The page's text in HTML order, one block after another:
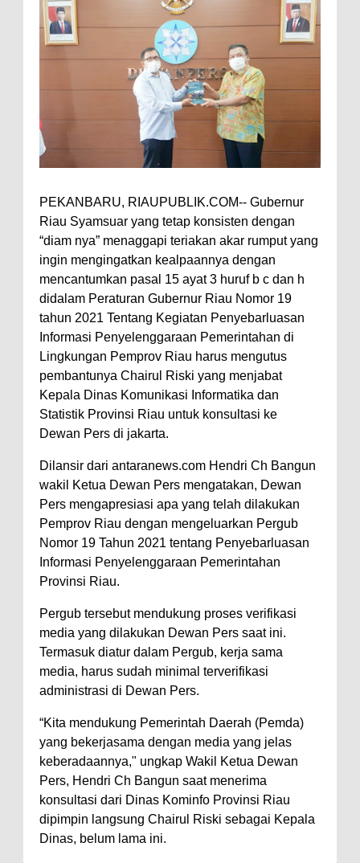
PEKANBARU, RIAUPUBLIK.COM-- Gubernur
Riau Syamsuar yang tetap konsisten dengan
“diam nya” menaggapi teriakan akar rumput yang
ingin mengingatkan kealpaannya dengan
mencantumkan pasal 15 ayat 3 huruf b c dan h
didalam Peraturan Gubernur Riau Nomor 19
tahun 2021 Tentang Kegiatan Penyebarluasan
Informasi Penyelenggaraan Pemerintahan di
Lingkungan Pemprov Riau harus mengutus
pembantunya Chairul Riski yang menjabat
Kepala Dinas Komunikasi Informatika dan
Statistik Provinsi Riau untuk konsultasi ke
Dewan Pers di jakarta.
Dilansir dari antaranews.com Hendri Ch Bangun
wakil Ketua Dewan Pers mengatakan, Dewan
Pers mengapresiasi apa yang telah dilakukan
Pemprov Riau dengan mengeluarkan Pergub
Nomor 19 Tahun 2021 tentang Penyebarluasan
Informasi Penyelenggaraan Pemerintahan
Provinsi Riau.
Pergub tersebut mendukung proses verifikasi
media yang dilakukan Dewan Pers saat ini.
Termasuk diatur dalam Pergub, kerja sama
media, harus sudah minimal terverifikasi
administrasi di Dewan Pers.
“Kita mendukung Pemerintah Daerah (Pemda)
yang bekerjasama dengan media yang jelas
keberadaannya," ungkap Wakil Ketua Dewan
Pers, Hendri Ch Bangun saat menerima
konsultasi dari Dinas Kominfo Provinsi Riau
dipimpin langsung Chairul Riski sebagai Kepala
Dinas, belum lama ini.